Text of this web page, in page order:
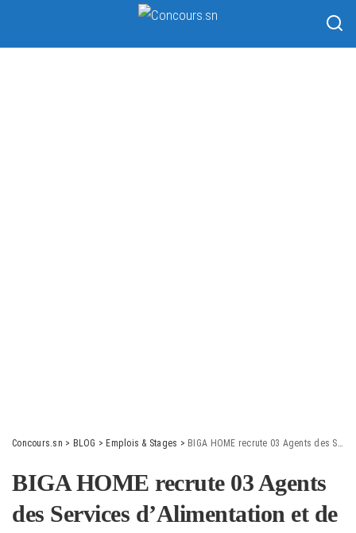
Concours.sn > BLOG > Emplois & Stages > BIGA HOME recrute 03 Agents des Services d’Alimentation et de Soutien
BIGA HOME recrute 03 Agents
des Services d’Alimentation et de